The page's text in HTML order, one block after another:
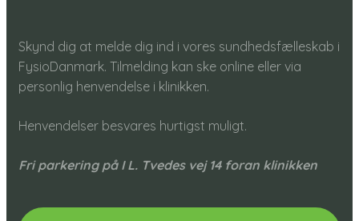
Skynd dig at melde dig ind i vores sundhedsfælleskab i
FysioDanmark. Tilmelding kan ske online eller via
personlig henvendelse i klinikken.
Henvendelser besvares hurtigst muligt.​
Fri parkering på I L. Tvedes vej 14 foran klinikken